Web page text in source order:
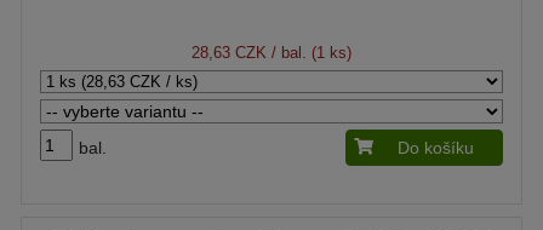
28,63 CZK / bal. (1 ks)
bal. Do košíku